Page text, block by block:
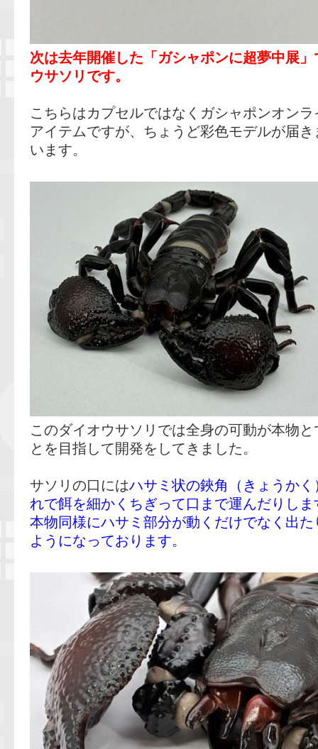
次は去年開催した「ガシャポンに超夢中展
ウサソリです。
こちらはカプセルではなくガシャポンオン
アイテムですが、ちょうど彩色モデルが届
います。
このダイオウサソリでは全身の可動が本物
とを目指して開発をしてきました。
サソリの口にはハサミ状の鋏角（きょうか
れで餌を細かくちぎって口まで運んだりし
本物同様にハサミ部分が動くだけでなく出
ようになっております。